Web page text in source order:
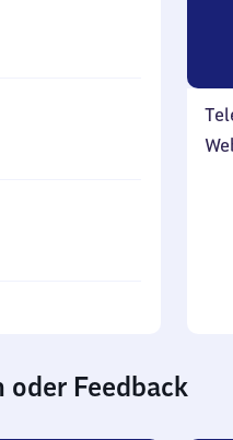
oder Feedback